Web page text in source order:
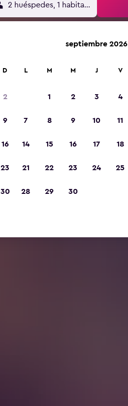
2 huéspedes, 1 habitación
D
2
9
16
23
30
septiembre 2026
L M M J V
1 2 3 4
7 8 9 10 11
14 15 16 17 18
21 22 23 24 25
28 29 30